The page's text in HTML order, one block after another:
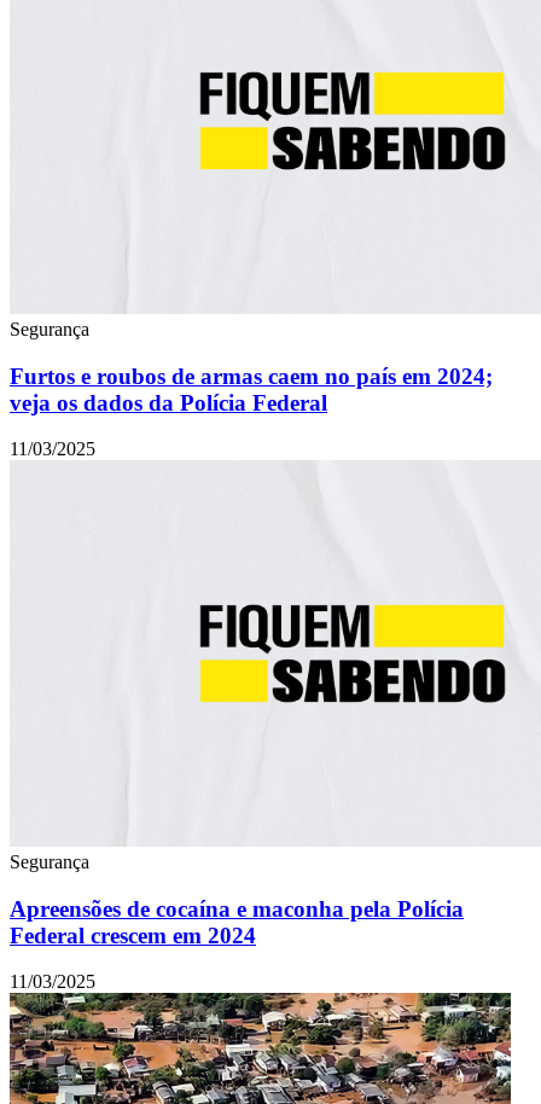
Segurança
Furtos e roubos de armas caem no país em 2024;
veja os dados da Polícia Federal
11/03/2025
Segurança
Apreensões de cocaína e maconha pela Polícia
Federal crescem em 2024
11/03/2025